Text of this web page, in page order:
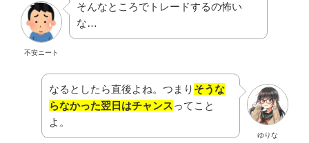
不安ニート
そんなところでトレードするの怖い
な…
ゆりな
なるとしたら直後よね。つまり そうな
らなかった翌日はチャンスってこと
よ。